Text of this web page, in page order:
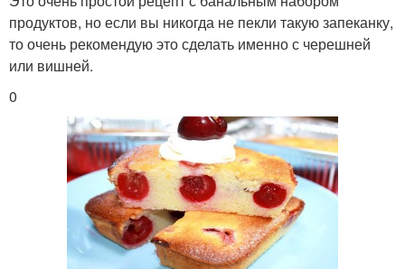
продуктов, но если вы никогда не пекли такую запеканку,
то очень рекомендую это сделать именно с черешней
или вишней.
0